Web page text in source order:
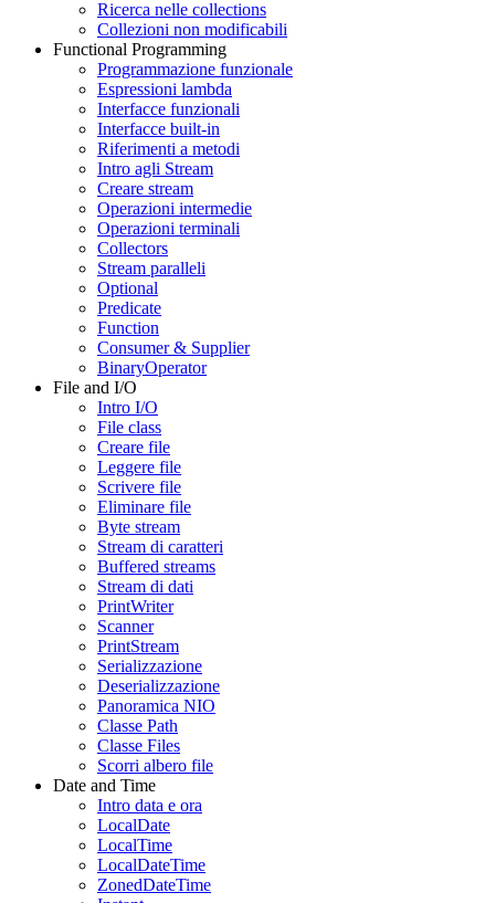
Ricerca nelle collections
Collezioni non modificabili
Functional Programming
Programmazione funzionale
Espressioni lambda
Interfacce funzionali
Interfacce built-in
Riferimenti a metodi
Intro agli Stream
Creare stream
Operazioni intermedie
Operazioni terminali
Collectors
Stream paralleli
Optional
Predicate
Function
Consumer & Supplier
BinaryOperator
File and I/O
Intro I/O
File class
Creare file
Leggere file
Scrivere file
Eliminare file
Byte stream
Stream di caratteri
Buffered streams
Stream di dati
PrintWriter
Scanner
PrintStream
Serializzazione
Deserializzazione
Panoramica NIO
Classe Path
Classe Files
Scorri albero file
Date and Time
Intro data e ora
LocalDate
LocalTime
LocalDateTime
ZonedDateTime